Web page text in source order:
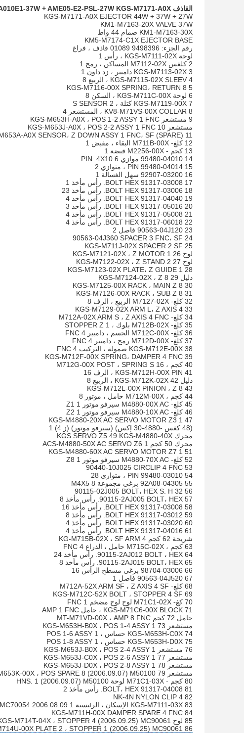
القاذف A010E1-44W + A010E1-37W + AME05-E2-PSL-27W KGS-M7171-A0X لاستخدام معدات تجميع PCB Smt YAMAHA
KGS-M7171-A0X EJECTOR 44W + 37W + 27W
KM1-M7163-20X VALVE 37W
KM1-M7163-30X صمام 44 واط
KM5-M7174-C1X EJECTOR BASE
رقم الجزء: 9498396 01089 قاذف ، فراغ
لوحة KGS-M7111-02X ، رأس 1
2 كلغس M7112-02X المساكن ، رمح 1
3 KGS-M7113-02X دامبير ، زد داون 1
4 KGS-M7115-02X SLEEV ، الربيع 8
5 KGS-M7116-00X SPRING، RETURN 8
6 لوحة KGS-M711C-00X ، السكن 8
7 KGS-M7119-00X كتلة ، S SENSOR 2
8 KV8-M71VS-00X COLLAR ، المستشعر 4
9 مستشعر KGS-M653H-A0X ، POS 1-2 ASSY 1 FNC
مستشعر 10 KGS-M653J-A0X ، POS 2-2 ASSY 1 FNC
11 KGS-M653A-A0X SENSOR، Z DOWN ASSY 1 FNC، SF (SPARE)
12 كلغ- M711B-00X البقاء ، مقبض 1
13 كجم - M2256-00X قبضة 1
14 99480-04010 موازي PIN: 4X10 6
15 99480-04014 PIN ، متوازي 2
16 92907-03200 سهل الغسالة 1
17 91317-03008 BOLT HEX. رأس مأخذ 1
18 91317-03006 BOLT HEX. رأس مأخذ 23
19 91317-04040 BOLT HEX. رأس مأخذ 4
20 91317-05016 BOLT HEX. رأس مأخذ 3
21 91317-05008 BOLT HEX. رأس مأخذ 4
22 91317-06018 BOLT HEX. رأس مأخذ 4
23 90563-04J120 فاصل 2
24 90563-04J360 SPACER 3 FNC، SF
25 KGS-M711J-02X SPACER 2 SF
لوح 26 KGS-M7121-02X ، Z MOTOR 1
لوح 27 KGS-M7122-02X ، Z STAND 2
28 KGS-M7123-02X PLATE، Z GUIDE 1
دليل 29 KGS-M7124-02X ، Z 8
30 KGS-M7125-00X RACK ، MAIN Z 8
31 KGS-M7126-00X RACK ، SUB Z 8
32 كلغ- M7127-02X الربيع ، الرف 8
33 KGS-M7129-02X ARM L، Z AXIS 4
34 كلغ- M712A-02X ARM S ، Z AXIS 4 FNC
35 كلغ- M712B-02X بلوك ، STOPPER Z 1
36 كلغ- M712C-00X الجسم ، دامبير 4 FNC
37 كلغ- M712D-00X رمح ، دامبير 4 FNC
38 KGS-M712E-00X صمولة ، التركيب 4 FNC
39 KGS-M712F-00X SPRING، DAMPER 4 FNC
40 كجم ، M712G-00X POST ، SPRING S 16
41 KGS-M712H-00X PIN ، الرف 16
دليل 42 KGS-M712K-02X ، الربيع 8
43 KGS-M712L-00X PINION ، Z 8
44 كجم ، M712M-00X حامل ، موتور 8
45 كلغ- M4880-00X AC سيرفو موتور Z1 1
46 كلغ- M4880-10X AC سيرفو موتور Z2 1
47 KGS-M4880-20X AC SERVO MOTOR Z3 1
(48 كغس -4880-30 إكس) (سيرفو موتور) (ز 4) 1
محرك KGS SERVO Z5 49 KGS-M4880-40X
محرك 50 كجم ACS-M4880-50X AC SERVO Z6 1
51 KGS-M4880-60X AC SERVO MOTOR Z7 1
52 كلغ- M4880-70X AC سيرفو موتور Z8 1
53 90440-10J025 CIRCLIP 4 FNC
54 99480-03010 PIN ، متوازي 28
55 92A08-04305 برغي مجموعة M4X5 8
56 90115-02J005 BOLT، HEX S. H 32
57 90115-2AJ005 BOLT، HEX. رأس مأخذ 8
58 91317-03008 BOLT HEX. رأس مأخذ 16
59 91317-03012 BOLT HEX. رأس مأخذ 8
60 91317-03020 BOLT HEX. رأس مأخذ 4
61 91317-04016 BOLT HEX. رأس مأخذ 4
شريحة 62 كجم KG-M715B-02X ، SF ARM 4
63 كجم ، M715C-02X حامل ، الذراع FNC 4
64 90115-2AJ012 BOLT ، HEX. رأس مأخذ 24
65 90115-2AJ015 BOLT، HEX. رأس مأخذ 8
66 98704-03006 برغي مسطح الرأس 16
67 90563-04J520 فاصل 1
68 كلغ- M712A-52X ARM SF ، Z AXIS 4 SF
69 KGS-M712C-52X BOLT ، STOPPER 4 SF
70 كغ- M71C1-02X لوح لوح مضخم 1 FNC
71 KGS-M71C6-00X BLOCK ، حامل AMP 1 FNC
حامل 72 كجم MT-M71VD-00X ، AMP 8 FNC
مستشعر 73 KGS-M653H-B0X ، POS 1-4 ASSY 1
74 KGS-M653H-C0X حساس ، POS 1-6 ASSY 1
75 KGS-M653H-D0X حساس ، POS 1-8 ASSY 1
76 مستشعر KGS-M653J-B0X ، POS 2-4 ASSY 1
مستشعر 77 KGS-M653J-C0X ، POS 2-6 ASSY 1
مستشعر 78 KGS-M653J-D0X ، POS 2-8 ASSY 1
مستشعر 79 KGS-M653K-00X ، POS SPARE 8 (2006.09.07) M50100
80 كجم - M71C1-03X لوحة HNS. 1 (2006.09.07) M50100
81 91317-04008 BOLT، HEX. رأس مأخذ 2
82 NK-4N NYLON CLIP 4
83 KGS-M7111-03X الإسكان ، الرئيسية 1 2006.08.09 MC70054
84 KGS-M711H-00X DAMPER SPARE 4 FNC
85 لوح KGS-M714T-04X ، STOPPER 4 (2006.09.25) MC90061
86 KGS-M714U-00X PLATE 2 ، STOPPER 1 (2006.09.25) MC90061